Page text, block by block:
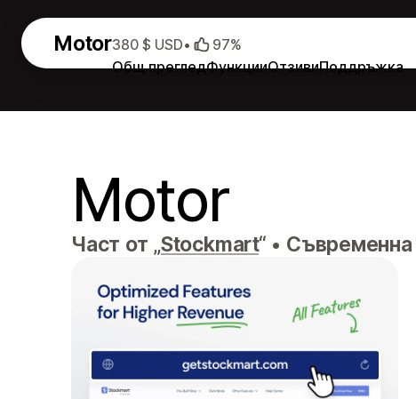
Motor
Общ прегледФункцииОтзивиПоддръжка
380 $ USD• 97%
Motor
Част от „Stockmart“ • Съвременна